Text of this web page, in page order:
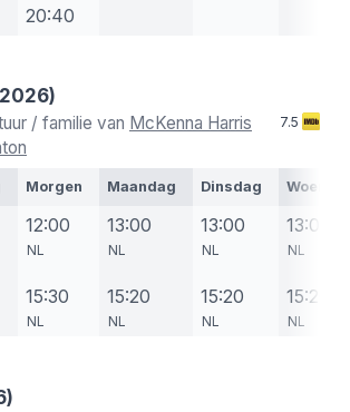
20:40
/ familie van McKenna Harris
7.5
Morgen Maandag Dinsdag
12:00
NL
15:30
NL
13:00
NL
15:20
NL
13:00
NL
15:20
NL
13:00
NL
15:20
NL